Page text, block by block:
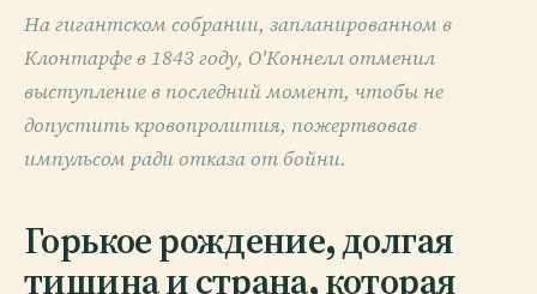
На гигантском собрании, запланированном в
Клонтарфе в 1843 году, О'Коннелл отменил
выступление в последний момент, чтобы не
допустить кровопролития, пожертвовав
импульсом ради отказа от бойни.
Горькое рождение, долгая
тишина и страна, которая